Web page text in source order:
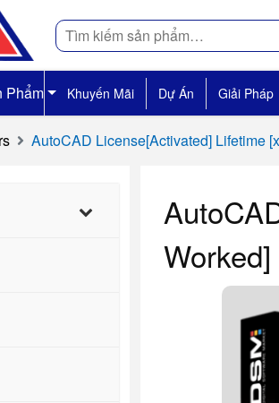
Tìm
kiếm
Phẩm Khuyến Mãi Dự Án Giải Pháp
AutoCAD License[Activated] Lifetime